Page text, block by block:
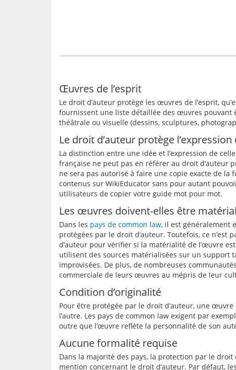
Œuvres de l’esprit
Le droit d’auteur protège les œuvres de l’esprit,
fournissent une liste détaillée des œuvres pouvant
Le droit d’auteur protège
La distinction entre une idée et l’expression de
française ne peut pas en référer au droit d’auteur
ne sera pas autorisé à faire une copie exacte de
contenus sur WikiEducator sans pour autant
Les œuvres doivent-elles être
Dans les pays de common law, il est généralement
protégées par le droit d’auteur. Toutefois, ce n’est
d’auteur pour vérifier si la matérialité de l’œuvre
utilisent des sources matérialisées sur un support
improvisées. De plus, de nombreuses
Condition d’originalité
Pour être protégée par le droit d’auteur, une
l’autre. Les pays de common law exigent par
Aucune formalité requise
Dans la majorité des pays, la protection par le
mention concernant le droit d’auteur. Par défaut,